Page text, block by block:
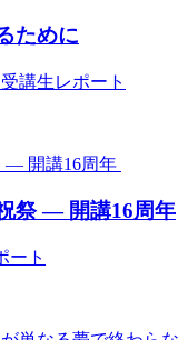
ために
講生レポート
祭 ― 開講16周年
ート